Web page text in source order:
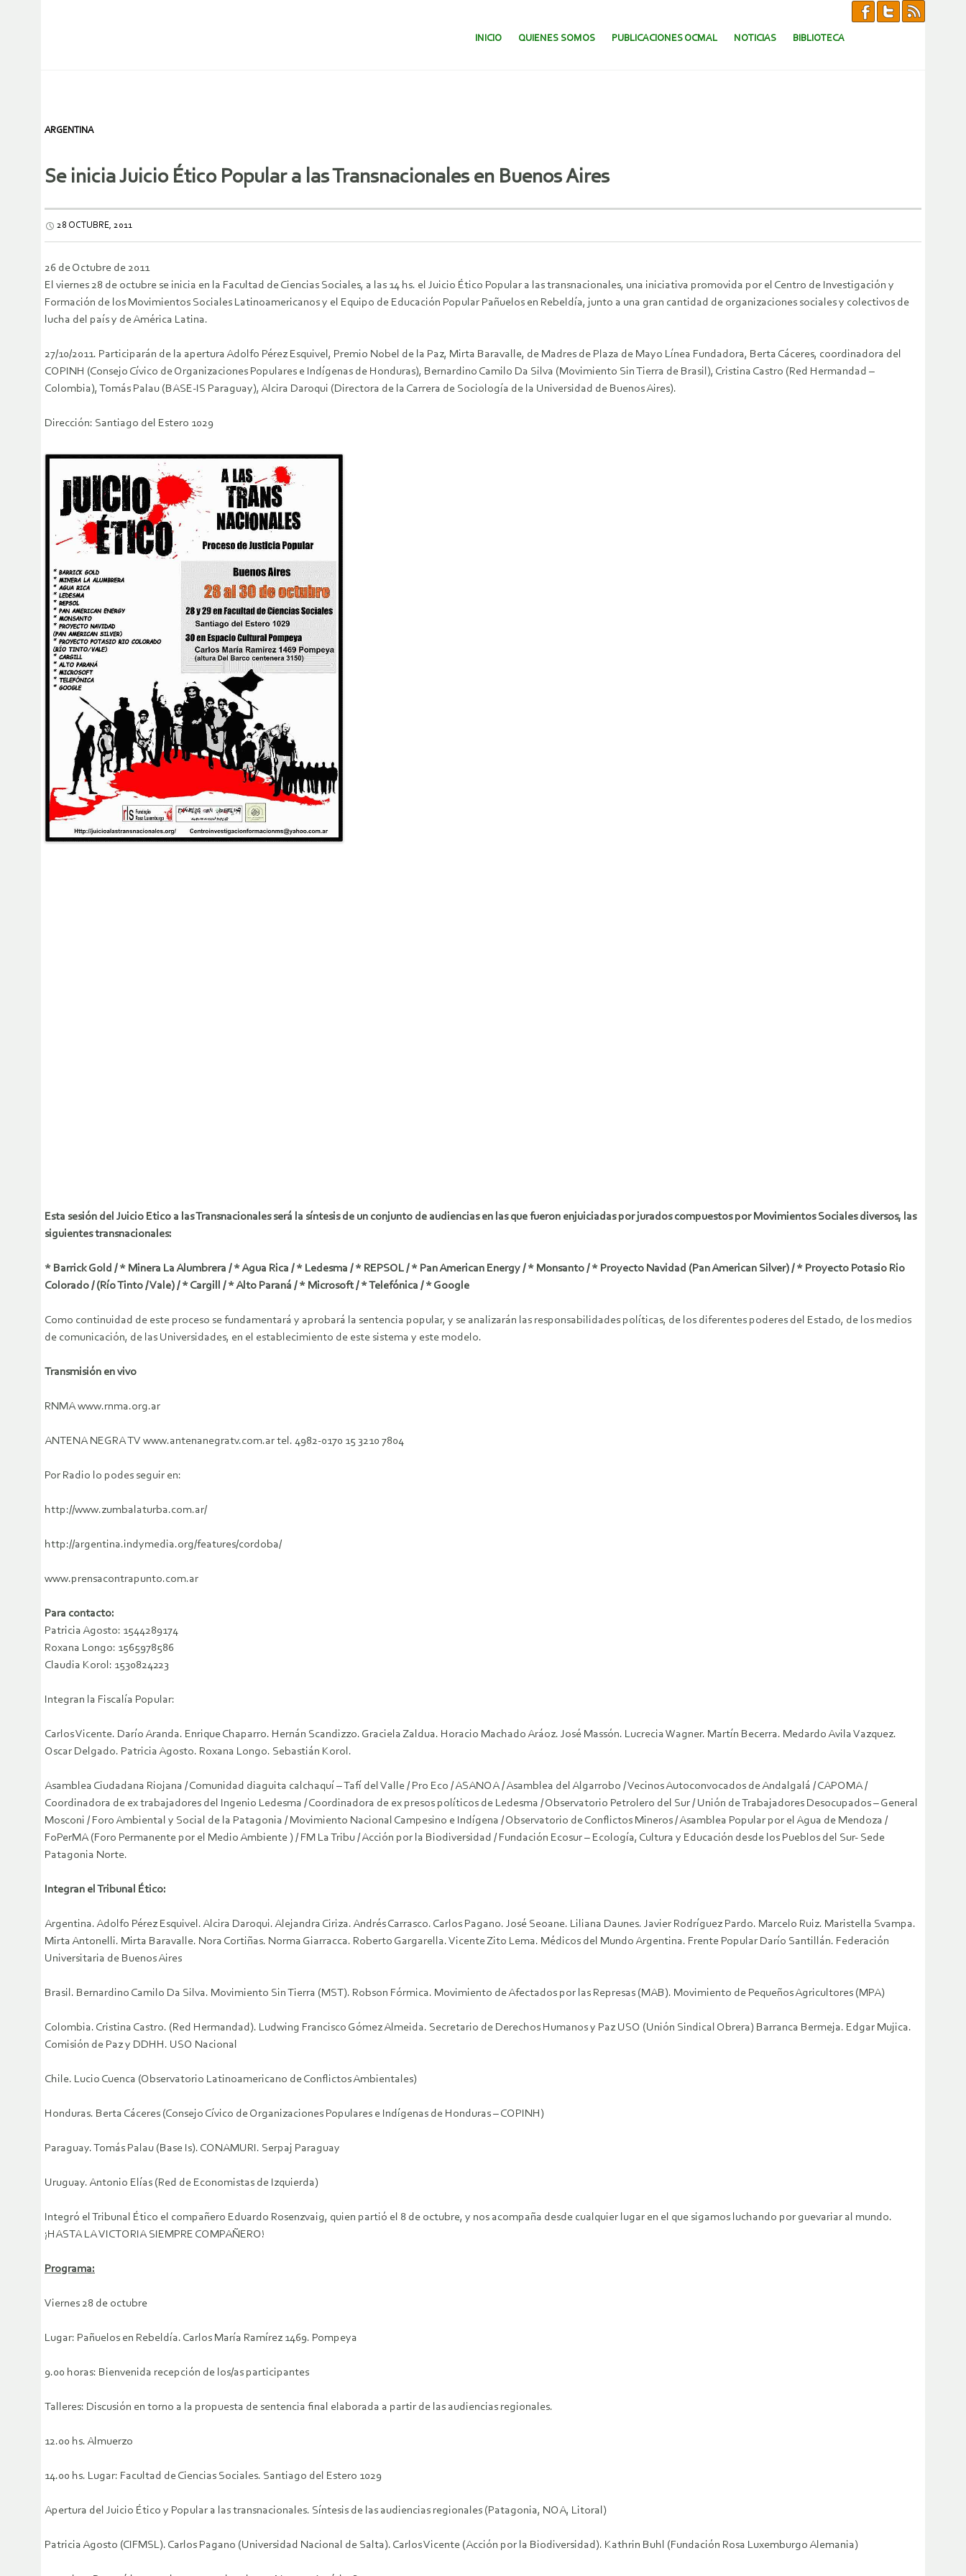
SALTAR AL CONTENIDO.
INICIO QUIENES SOMOS PUBLICACIONES OCMAL NOTICIAS BIBLIOTECA
ARGENTINA
Se inicia Juicio Ético Popular a las Transnacionales en Buenos Aires
28 OCTUBRE, 2011
26 de Octubre de 2011
El viernes 28 de octubre se inicia en la Facultad de Ciencias Sociales, a las 14 hs. el Juicio Ético Popular a las transnacionales, una iniciativa promovida por el Centro de Investigación y
Formación de los Movimientos Sociales Latinoamericanos y el Equipo de Educación Popular Pañuelos en Rebeldía, junto a una gran cantidad de organizaciones sociales y colectivos de
lucha del país y de América Latina.
27/10/2011. Participarán de la apertura Adolfo Pérez Esquivel, Premio Nobel de la Paz, Mirta Baravalle, de Madres de Plaza de Mayo Línea Fundadora, Berta Cáceres, coordinadora del
COPINH (Consejo Cívico de Organizaciones Populares e Indígenas de Honduras), Bernardino Camilo Da Silva (Movimiento Sin Tierra de Brasil), Cristina Castro (Red Hermandad –
Colombia), Tomás Palau (BASE-IS Paraguay), Alcira Daroqui (Directora de la Carrera de Sociología de la Universidad de Buenos Aires).
Dirección: Santiago del Estero 1029
Esta sesión del Juicio Etico a las Transnacionales será la síntesis de un conjunto de audiencias en las que fueron enjuiciadas por jurados compuestos por Movimientos Sociales diversos, las
siguientes transnacionales:
* Barrick Gold / * Minera La Alumbrera / * Agua Rica / * Ledesma / * REPSOL / * Pan American Energy / * Monsanto / * Proyecto Navidad (Pan American Silver) / * Proyecto Potasio Rio
Colorado / (Río Tinto / Vale) / * Cargill / * Alto Paraná / * Microsoft / * Telefónica / * Google
Como continuidad de este proceso se fundamentará y aprobará la sentencia popular, y se analizarán las responsabilidades políticas, de los diferentes poderes del Estado, de los medios
de comunicación, de las Universidades, en el establecimiento de este sistema y este modelo.
Transmisión en vivo
RNMA www.rnma.org.ar
ANTENA NEGRA TV www.antenanegratv.com.ar tel. 4982-0170 15 3210 7804
Por Radio lo podes seguir en:
http://www.zumbalaturba.com.ar/
http://argentina.indymedia.org/features/cordoba/
www.prensacontrapunto.com.ar
Para contacto:
Patricia Agosto: 1544289174
Roxana Longo: 1565978586
Claudia Korol: 1530824223
Integran la Fiscalía Popular:
Carlos Vicente. Darío Aranda. Enrique Chaparro. Hernán Scandizzo. Graciela Zaldua. Horacio Machado Aráoz. José Massón. Lucrecia Wagner. Martín Becerra. Medardo Avila Vazquez.
Oscar Delgado. Patricia Agosto. Roxana Longo. Sebastián Korol.
Asamblea Ciudadana Riojana / Comunidad diaguita calchaquí – Tafí del Valle / Pro Eco / ASANOA / Asamblea del Algarrobo / Vecinos Autoconvocados de Andalgalá / CAPOMA /
Coordinadora de ex trabajadores del Ingenio Ledesma / Coordinadora de ex presos políticos de Ledesma / Observatorio Petrolero del Sur / Unión de Trabajadores Desocupados – General
Mosconi / Foro Ambiental y Social de la Patagonia / Movimiento Nacional Campesino e Indígena / Observatorio de Conflictos Mineros / Asamblea Popular por el Agua de Mendoza /
FoPerMA (Foro Permanente por el Medio Ambiente ) / FM La Tribu / Acción por la Biodiversidad / Fundación Ecosur – Ecología, Cultura y Educación desde los Pueblos del Sur- Sede
Patagonia Norte.
Integran el Tribunal Ético:
Argentina. Adolfo Pérez Esquivel. Alcira Daroqui. Alejandra Ciriza. Andrés Carrasco. Carlos Pagano. José Seoane. Liliana Daunes. Javier Rodríguez Pardo. Marcelo Ruiz. Maristella Svampa.
Mirta Antonelli. Mirta Baravalle. Nora Cortiñas. Norma Giarracca. Roberto Gargarella. Vicente Zito Lema. Médicos del Mundo Argentina. Frente Popular Darío Santillán. Federación
Universitaria de Buenos Aires
Brasil. Bernardino Camilo Da Silva. Movimiento Sin Tierra (MST). Robson Fórmica. Movimiento de Afectados por las Represas (MAB). Movimiento de Pequeños Agricultores (MPA)
Colombia. Cristina Castro. (Red Hermandad). Ludwing Francisco Gómez Almeida. Secretario de Derechos Humanos y Paz USO (Unión Sindical Obrera) Barranca Bermeja. Edgar Mujica.
Comisión de Paz y DDHH. USO Nacional
Chile. Lucio Cuenca (Observatorio Latinoamericano de Conflictos Ambientales)
Honduras. Berta Cáceres (Consejo Cívico de Organizaciones Populares e Indígenas de Honduras – COPINH)
Paraguay. Tomás Palau (Base Is). CONAMURI. Serpaj Paraguay
Uruguay. Antonio Elías (Red de Economistas de Izquierda)
Integró el Tribunal Ético el compañero Eduardo Rosenzvaig, quien partió el 8 de octubre, y nos acompaña desde cualquier lugar en el que sigamos luchando por guevariar al mundo.
¡HASTA LA VICTORIA SIEMPRE COMPAÑERO!
Programa:
Viernes 28 de octubre
Lugar: Pañuelos en Rebeldía. Carlos María Ramírez 1469. Pompeya
9.00 horas: Bienvenida recepción de los/as participantes
Talleres: Discusión en torno a la propuesta de sentencia final elaborada a partir de las audiencias regionales.
12.00 hs. Almuerzo
14.00 hs. Lugar: Facultad de Ciencias Sociales. Santiago del Estero 1029
Apertura del Juicio Ético y Popular a las transnacionales. Síntesis de las audiencias regionales (Patagonia, NOA, Litoral)
Patricia Agosto (CIFMSL). Carlos Pagano (Universidad Nacional de Salta). Carlos Vicente (Acción por la Biodiversidad). Kathrin Buhl (Fundación Rosa Luxemburgo Alemania)